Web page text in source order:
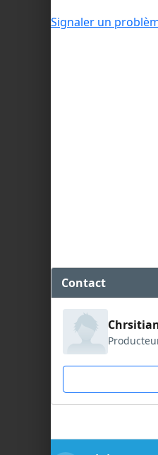
Signaler un
Contact